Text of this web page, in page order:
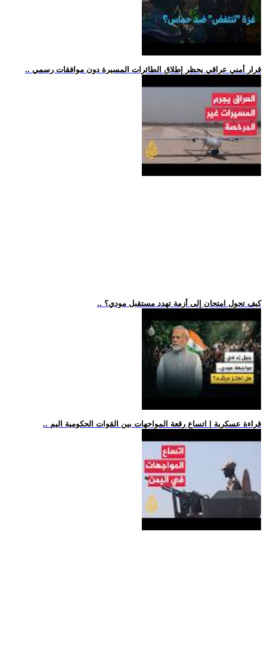
.. قرار أمني عراقي يحظر إطلاق الطائرات المسيرة دون موافقات رسمي
.. كيف تحول امتحان إلى أزمة تهدد مستقبل مودي؟
.. قراءة عسكرية | اتساع رقعة المواجهات بين القوات الحكومية اليم